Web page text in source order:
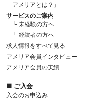
「アメリアとは？」
サービスのご案内
└ 未経験の方へ
└ 経験者の方へ
求人情報をすべて見る
アメリア会員インタビュー
アメリア会員の実績
■ ご入会
入会のお申込み